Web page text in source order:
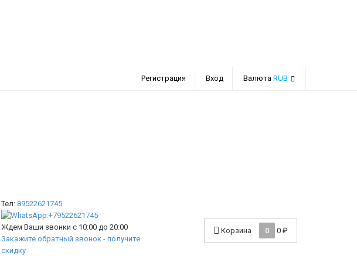
Регистрация Вход Валюта RUB
Тел: 89522621745
Ждем Ваши звонки с 10:00 до 20:00
Закажите обратный звонок - получите
скидку
Корзина 0 0 ₽